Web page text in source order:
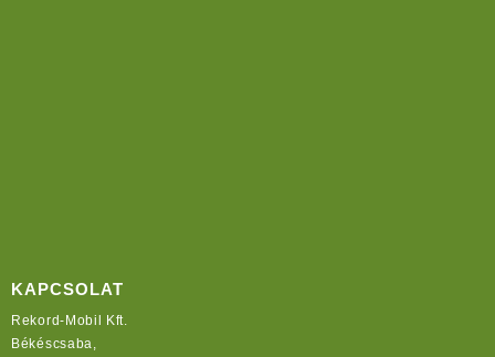
KAPCSOLAT
Rekord-Mobil Kft.
Békéscsaba,